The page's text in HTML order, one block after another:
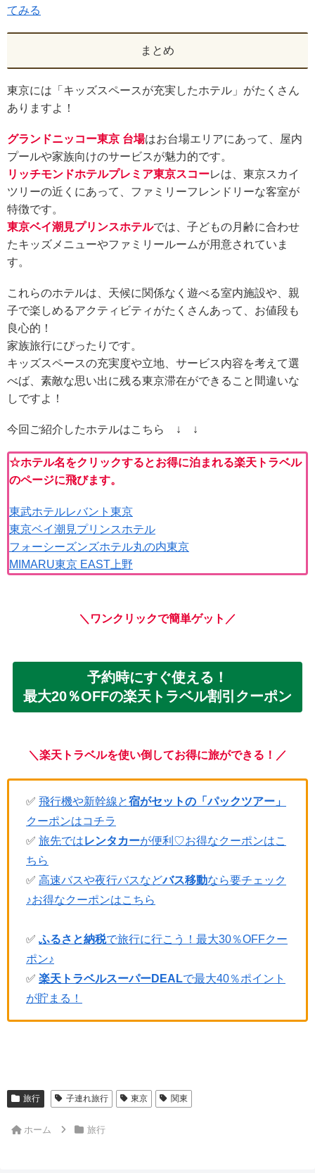
てみる
まとめ
東京には「キッズスペースが充実したホテル」がたくさん
ありますよ！
グランドニッコー東京 台場はお台場エリアにあって、屋内
プールや家族向けのサービスが魅力的です。
リッチモンドホテルプレミア東京スコーレは、東京スカイ
ツリーの近くにあって、ファミリーフレンドリーな客室が
特徴です。
東京ベイ潮見プリンスホテルでは、子どもの月齢に合わせ
たキッズメニューやファミリールームが用意されていま
す。
これらのホテルは、天候に関係なく遊べる室内施設や、親
子で楽しめるアクティビティがたくさんあって、お値段も
良心的！
家族旅行にぴったりです。
キッズスペースの充実度や立地、サービス内容を考えて選
べば、素敵な思い出に残る東京滞在ができること間違いな
しですよ！
今回ご紹介したホテルはこちら ↓ ↓
☆ホテル名をクリックするとお得に泊まれる楽天トラベル
のページに飛びます。
東武ホテルレバント東京
東京ベイ潮見プリンスホテル
フォーシーズンズホテル丸の内東京
MIMARU東京 EAST上野
＼ワンクリックで簡単ゲット／
予約時にすぐ使える！
最大20％OFFの楽天トラベル割引クーポン
＼楽天トラベルを使い倒してお得に旅ができる！／
✅ 飛行機や新幹線と宿がセットの「パックツアー」
クーポンはコチラ
✅ 旅先ではレンタカーが便利♡お得なクーポンはこ
ちら
✅ 高速バスや夜行バスなどバス移動なら要チェック
♪お得なクーポンはこちら
✅ ふるさと納税で旅行に行こう！最大30％OFFクー
ポン♪
✅ 楽天トラベルスーパーDEALで最大40％ポイント
が貯まる！
旅行 子連れ旅行 東京 関東
ホーム 旅行